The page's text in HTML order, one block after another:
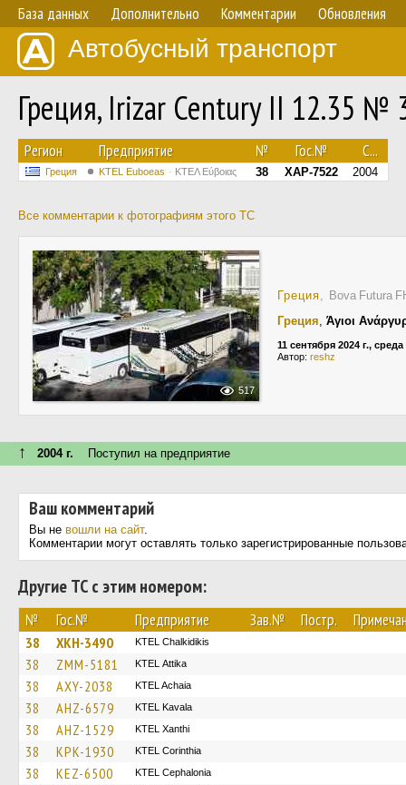
База данных Дополнительно Комментарии Обновления
Автобусный транспорт
Греция, Irizar Century II 12.35 №
Регион Предприятие № Гос.№ С...
Греция ΚΤΕL Euboeas ΚΤΕΛ Εύβοιας 38 XAP-7522 2004
Все комментарии к фотографиям этого ТС
517
Греция, Bova Futura
Греция, Άγιοι
11 сентября 2024 г., среда
Автор: reshz
↑ 2004 г. Поступил на предприятие
Ваш комментарий
Вы не вошли на сайт.
Комментарии могут оставлять только зарегистрированные
Другие ТС с этим номером:
№ Гос.№ Предприятие Зав.№ Постр.
38 XKH-3490 ΚΤΕL Chalkidikis
38 ZMM-5181 KΤΕL Αttika
38 AXY-2038 KTEL Achaia
38 AHZ-6579 KTEL Kavala
38 AHZ-1529 KTEL Xanthi
38 KPK-1930 KTEL Corinthia
38 KEZ-6500 KTEL Cephalonia